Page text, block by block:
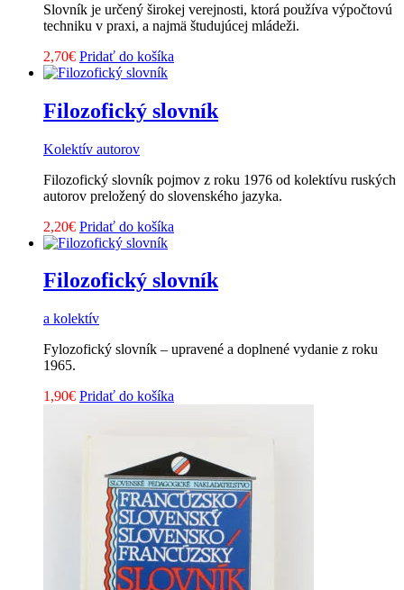
Slovník je určený širokej verejnosti, ktorá používa výpočtovú
techniku v praxi, a najmä študujúcej mládeži.
2,70€ Pridať do košíka
Filozofický slovník
Kolektív autorov
Filozofický slovník pojmov z roku 1976 od kolektívu ruských
autorov preložený do slovenského jazyka.
2,20€ Pridať do košíka
Filozofický slovník
a kolektív
Fylozofický slovník – upravené a doplnené vydanie z roku
1965.
1,90€ Pridať do košíka